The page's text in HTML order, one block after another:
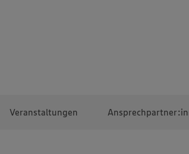
Veranstaltungen